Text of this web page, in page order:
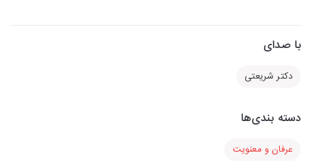
با صدای
دکتر شریعتی
دسته بندی‌ها
عرفان و معنویت